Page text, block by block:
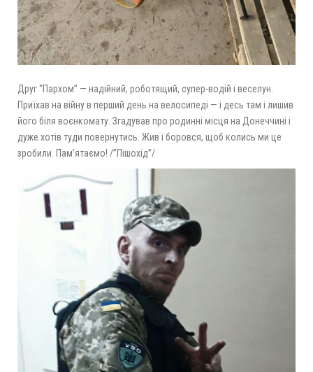
Друг “Пархом” — надійний, роботящий, супер-водій і веселун.
Приїхав на війну в перший день на велосипеді — і десь там і лишив
його біля воєнкомату. Згадував про родинні місця на Донеччині і
дуже хотів туди повернутись. Жив і боровся, щоб колись ми це
зробили. Памʼятаємо! /”Пішохід”/